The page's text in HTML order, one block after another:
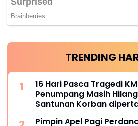
TRENDING
16 Hari Pasca Tragedi
Penumpang Masih
Santunan Korban
Pimpin Apel Pagi